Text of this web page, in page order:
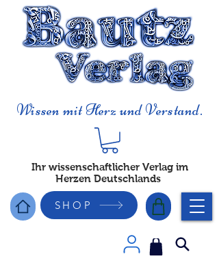
Wissen mit Herz und Verstand.
Ihr wissenschaftlicher Verlag im
Herzen Deutschlands
SHOP